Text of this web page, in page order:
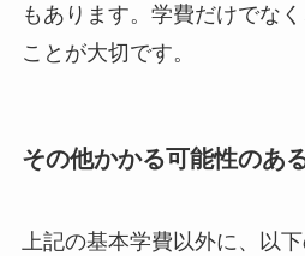
もあります。学費だけでな
ことが大切です。
その他かかる可能性のあ
上記の基本学費以外に、以